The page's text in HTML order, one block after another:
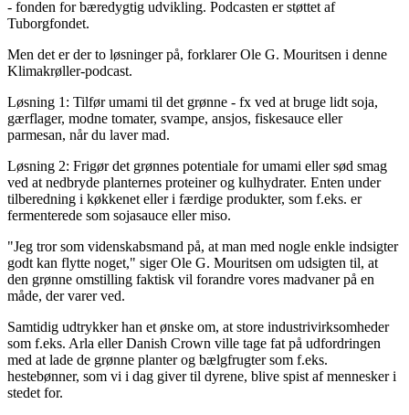
- fonden for bæredygtig udvikling. Podcasten er støttet af
Tuborgfondet.
Men det er der to løsninger på, forklarer Ole G. Mouritsen i denne
Klimakrøller-podcast.
Løsning 1: Tilfør umami til det grønne - fx ved at bruge lidt soja,
gærflager, modne tomater, svampe, ansjos, fiskesauce eller
parmesan, når du laver mad.
Løsning 2: Frigør det grønnes potentiale for umami eller sød smag
ved at nedbryde planternes proteiner og kulhydrater. Enten under
tilberedning i køkkenet eller i færdige produkter, som f.eks. er
fermenterede som sojasauce eller miso.
"Jeg tror som videnskabsmand på, at man med nogle enkle indsigter
godt kan flytte noget," siger Ole G. Mouritsen om udsigten til, at
den grønne omstilling faktisk vil forandre vores madvaner på en
måde, der varer ved.
Samtidig udtrykker han et ønske om, at store industrivirksomheder
som f.eks. Arla eller Danish Crown ville tage fat på udfordringen
med at lade de grønne planter og bælgfrugter som f.eks.
hestebønner, som vi i dag giver til dyrene, blive spist af mennesker i
stedet for.